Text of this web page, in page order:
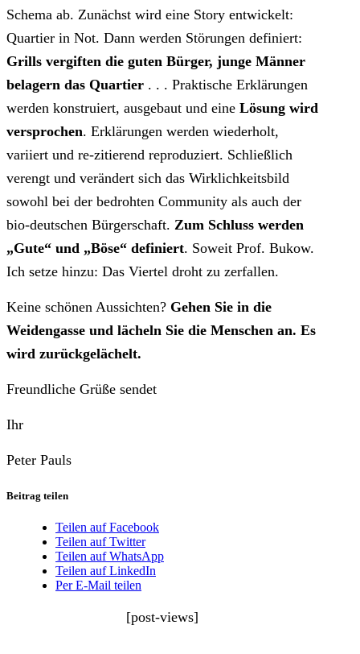
Schema ab. Zunächst wird eine Story entwickelt:
Quartier in Not. Dann werden Störungen definiert:
Grills vergiften die guten Bürger, junge Männer
belagern das Quartier . . . Praktische Erklärungen
werden konstruiert, ausgebaut und eine Lösung wird
versprochen. Erklärungen werden wiederholt,
variiert und re-zitierend reproduziert. Schließlich
verengt und verändert sich das Wirklichkeitsbild
sowohl bei der bedrohten Community als auch der
bio-deutschen Bürgerschaft. Zum Schluss werden
„Gute“ und „Böse“ definiert. Soweit Prof. Bukow.
Ich setze hinzu: Das Viertel droht zu zerfallen.
Keine schönen Aussichten? Gehen Sie in die
Weidengasse und lächeln Sie die Menschen an. Es
wird zurückgelächelt.
Freundliche Grüße sendet
Ihr
Peter Pauls
Beitrag teilen
Teilen auf Facebook
Teilen auf Twitter
Teilen auf WhatsApp
Teilen auf LinkedIn
Per E-Mail teilen
[post-views]